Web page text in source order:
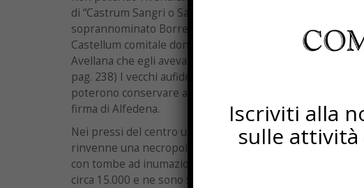
di “Castrum Sangri o Sari” (Instrumento dell’anno 1026 in
soprannominato Borrello, abitator in territorio de Sangro
Castellum comitale dona a Montecassino il Monastero di
Avellana che egli aveva edificato. – Gattola, hist. Abbat.
pag. 238) I vecchi aufidenati, invece, protetti dal luogo
poterono conservare al sito dell’antica città il suo proprio
firma di Alfedena.
Nei pressi del centro urbano, in località “Campo
rinvenne una necropoli italica unica per la sua
con tombe ad inumazione databili dal VII al III sec. A.C.
circa 15.000 e ne sono state esplorate circa 3.000.
Iscriviti alla
sulle attività